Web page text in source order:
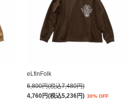
eLfinFolk
6,800円(税込7,480円)
4,760円(税込5,236円) 30% OFF